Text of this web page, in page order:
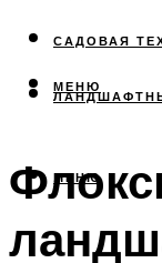
САДОВАЯ
МЕНЮ
МЕНЮ